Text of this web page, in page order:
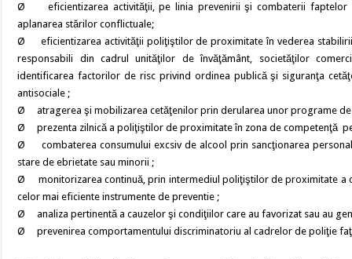
Ø eficientizarea activităţii, pe linia prevenirii şi combaterii faptelor
aplanarea stărilor conflictuale;
Ø eficientizarea activităţii poliţiştilor de proximitate în vederea
responsabili din cadrul unităţilor de învăţământ, societăţilor
identificarea factorilor de risc privind ordinea publică şi siguranţa
antisociale ;
Ø atragerea şi mobilizarea cetăţenilor prin derularea unor programe de
Ø prezenta zilnică a poliţiştilor de proximitate în zona de competenţă
Ø combaterea consumului excsiv de alcool prin sancţionarea
stare de ebrietate sau minorii ;
Ø monitorizarea continuă, prin intermediul poliţiştilor de proximitate a
celor mai eficiente instrumente de preventie ;
Ø analiza pertinentă a cauzelor şi condiţiilor care au favorizat sau au
Ø prevenirea comportamentului discriminatoriu al cadrelor de poliţie